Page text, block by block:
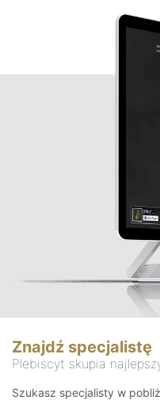
Znajdź specjalistę
Plebiscyt skupia
Szukasz specjalisty w